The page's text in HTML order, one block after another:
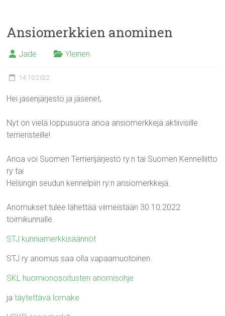
Ansiomerkkien anominen
Jade Yleinen
14.10.2022
Hei jäsenjärjestö ja jäsenet,
Nyt on vielä loppusuora anoa ansiomerkkejä aktiivisille
terrieristeille!
Anoa voi Suomen Terrierijärjestö ry:n tai Suomen Kennelliitto
ry tai
Helsingin seudun kennelpiiri ry:n ansiomerkkejä.
Anomukset tulee lähettää viimeistään 30.10.2022
toimikunnalle.
STJ kunniamerkkisäännöt
STJ ry anomus saa olla vapaamuotoinen.
SKL huomionosoitusten anomisohje
ja täytettävä lomake